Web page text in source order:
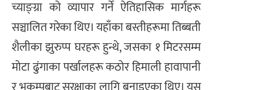
च्याङ्ग्रा को व्यापार गर्ने ऐतिहासिक मार्गहरू
सञ्चालित गरेका थिए। यहाँका बस्तीहरूमा तिब्बती
शैलीका झुरुप्प घरहरू हुन्थे, जसका १ मिटरसम्म
मोटा ढुंगाका पर्खालहरू कठोर हिमाली हावापानी